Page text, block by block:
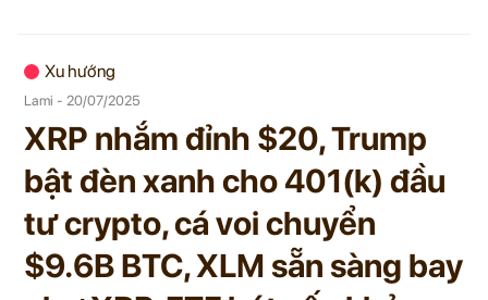
Xu hướng
Lami - 20/07/2025
XRP nhắm đỉnh $20, Trump
bật đèn xanh cho 401(k) đầu
tư crypto, cá voi chuyển
$9.6B BTC, XLM sẵn sàng bay